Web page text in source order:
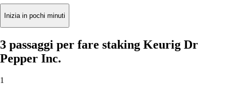
Inizia in pochi minuti
3 passaggi per fare staking Keurig Dr
Pepper Inc.
1